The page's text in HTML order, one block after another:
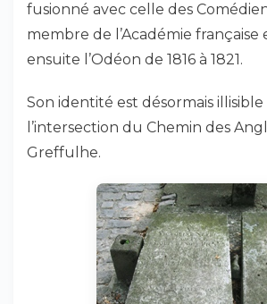
fusionné avec celle des
membre de l’Académie française
ensuite l’Odéon de 1816 à 1821.
Son identité est désormais illisible
l’intersection du Chemin des
Greffulhe.